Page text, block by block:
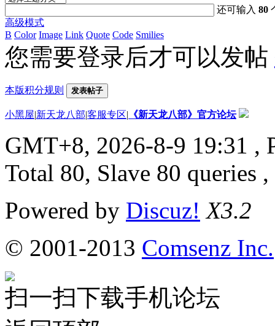
还可输入80
高级模式
B Color Image Link Quote Code Smilies
您需要登录后才可以发帖
本版积分规则 发表帖子
小黑屋|新天龙八部|客服专区| 《新天龙八部》官方论坛
GMT+8, 2026-8-9 19:31 ,
Total 80, Slave 80 queries
Powered by Discuz! X3.2
© 2001-2013 Comsenz Inc.
扫一扫下载手机论坛